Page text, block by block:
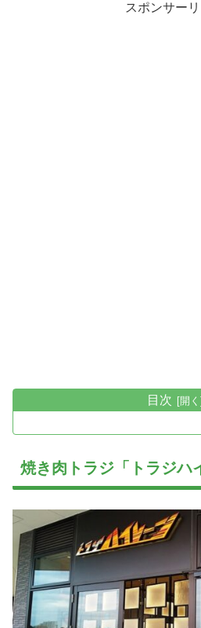
スポンサー
目次
焼き肉トラジ「トラジハ